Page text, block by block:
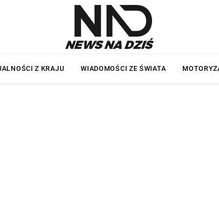
Z KRAJU WIADOMOŚCI ZE ŚWIATA